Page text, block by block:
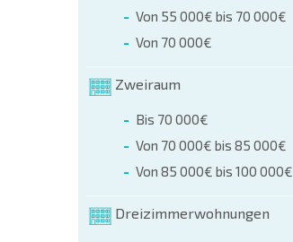
Von 55 000€ bis 70 000€
Von 70 000€
Zweiraum
Bis 70 000€
Von 70 000€ bis 85 000€
Von 85 000€ bis 100 000€
Dreizimmerwohnungen
+359 8 9797 99 03